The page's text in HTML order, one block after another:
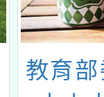
教育